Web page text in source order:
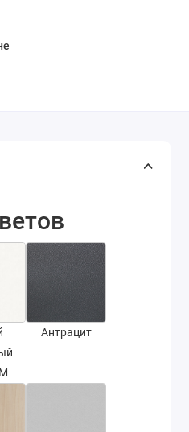
Антрацит